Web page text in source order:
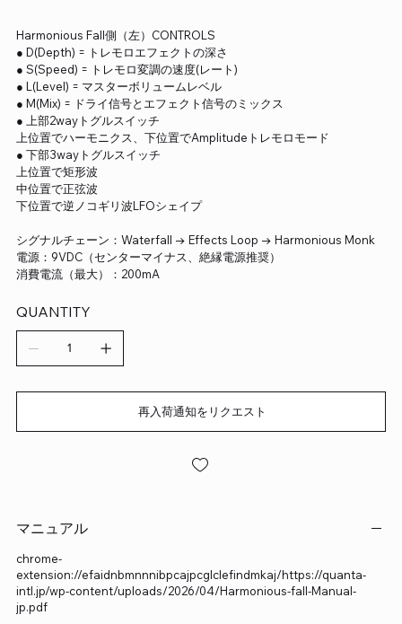
Harmonious Fall側（左）CONTROLS
● D(Depth) = トレモロエフェクトの深さ
● S(Speed) = トレモロ変調の速度(レート)
● L(Level) = マスターボリュームレベル
● M(Mix) = ドライ信号とエフェクト信号のミックス
● 上部2wayトグルスイッチ
上位置でハーモニクス、下位置でAmplitudeトレモロモード
● 下部3wayトグルスイッチ
上位置で矩形波
中位置で正弦波
下位置で逆ノコギリ波LFOシェイプ
シグナルチェーン：Waterfall → Effects Loop → Harmonious Monk
電源：9VDC（センターマイナス、絶縁電源推奨）
消費電流（最大）：200mA
QUANTITY
再入荷通知をリクエスト
マニュアル
chrome-
extension://efaidnbmnnnibpcajpcglclefindmkaj/https://quanta-
intl.jp/wp-content/uploads/2026/04/Harmonious-fall-Manual-
jp.pdf